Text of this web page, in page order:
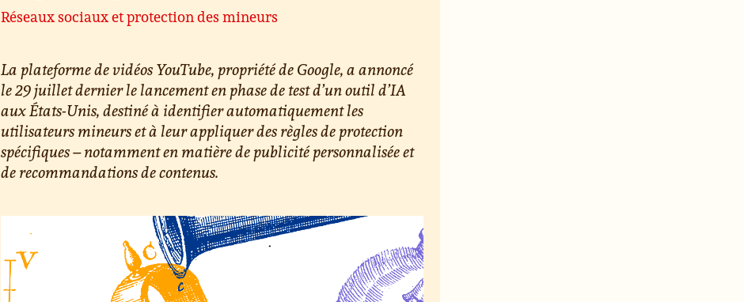
Réseaux sociaux et protection des mineurs
La plateforme de vidéos YouTube, propriété de Google, a annoncé
le 29 juillet dernier le lancement en phase de test d’un outil d’IA
aux États-Unis, destiné à identifier automatiquement les
utilisateurs mineurs et à leur appliquer des règles de protection
spécifiques – notamment en matière de publicité personnalisée et
de recommandations de contenus.